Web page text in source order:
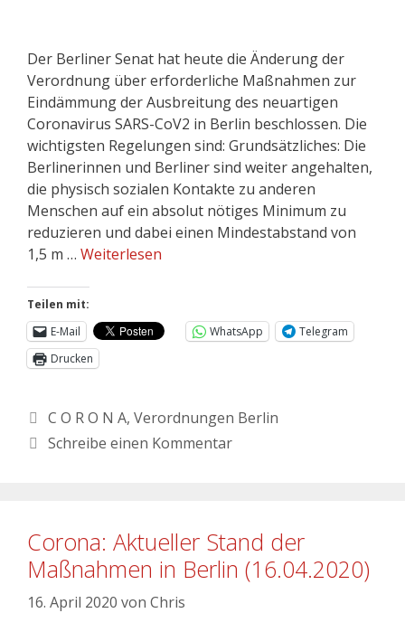
Der Berliner Senat hat heute die Änderung der
Verordnung über erforderliche Maßnahmen zur
Eindämmung der Ausbreitung des neuartigen
Coronavirus SARS-CoV2 in Berlin beschlossen. Die
wichtigsten Regelungen sind: Grundsätzliches: Die
Berlinerinnen und Berliner sind weiter angehalten,
die physisch sozialen Kontakte zu anderen
Menschen auf ein absolut nötiges Minimum zu
reduzieren und dabei einen Mindestabstand von
1,5 m … Weiterlesen
Teilen mit:
E-Mail
WhatsApp
Telegram
Drucken
C O R O N A, Verordnungen Berlin
Schreibe einen Kommentar
Corona: Aktueller Stand der
Maßnahmen in Berlin (16.04.2020)
16. April 2020 von Chris